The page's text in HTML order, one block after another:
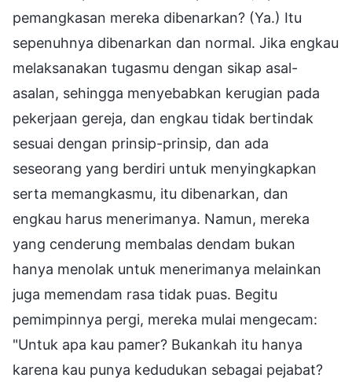
pemangkasan mereka dibenarkan? (Ya.) Itu
sepenuhnya dibenarkan dan normal. Jika engkau
melaksanakan tugasmu dengan sikap asal-
asalan, sehingga menyebabkan kerugian pada
pekerjaan gereja, dan engkau tidak bertindak
sesuai dengan prinsip-prinsip, dan ada
seseorang yang berdiri untuk menyingkapkan
serta memangkasmu, itu dibenarkan, dan
engkau harus menerimanya. Namun, mereka
yang cenderung membalas dendam bukan
hanya menolak untuk menerimanya melainkan
juga memendam rasa tidak puas. Begitu
pemimpinnya pergi, mereka mulai mengecam:
"Untuk apa kau pamer? Bukankah itu hanya
karena kau punya kedudukan sebagai pejabat?